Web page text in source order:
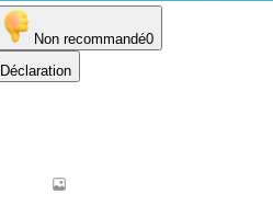
Non recommandé0
Déclaration